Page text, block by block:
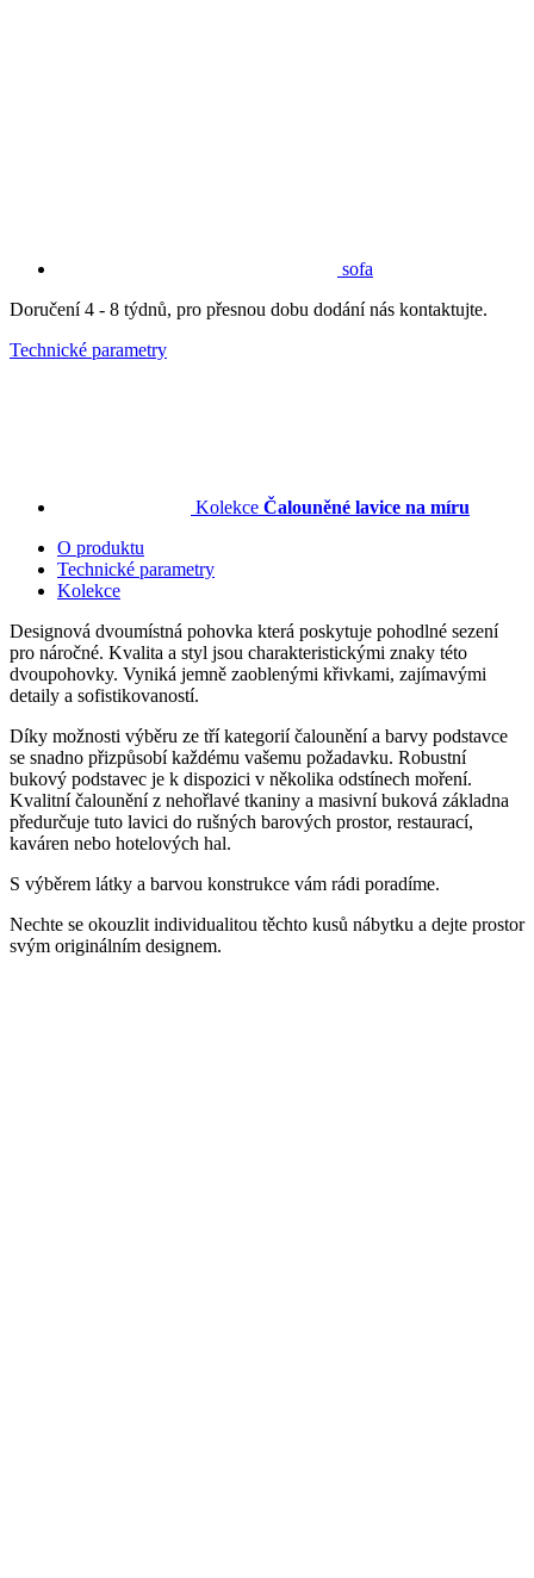
sofa
Doručení 4 - 8 týdnů, pro přesnou dobu dodání nás kontaktujte.
Technické parametry
Kolekce Čalouněné lavice na míru
O produktu
Technické parametry
Kolekce
Designová dvoumístná pohovka která poskytuje pohodlné sezení
pro náročné. Kvalita a styl jsou charakteristickými znaky této
dvoupohovky. Vyniká jemně zaoblenými křivkami, zajímavými
detaily a sofistikovaností.
Díky možnosti výběru ze tří kategorií čalounění a barvy podstavce
se snadno přizpůsobí každému vašemu požadavku. Robustní
bukový podstavec je k dispozici v několika odstínech moření.
Kvalitní čalounění z nehořlavé tkaniny a masivní buková základna
předurčuje tuto lavici do rušných barových prostor, restaurací,
kaváren nebo hotelových hal.
S výběrem látky a barvou konstrukce vám rádi poradíme.
Nechte se okouzlit individualitou těchto kusů nábytku a dejte prostor
svým originálním designem.